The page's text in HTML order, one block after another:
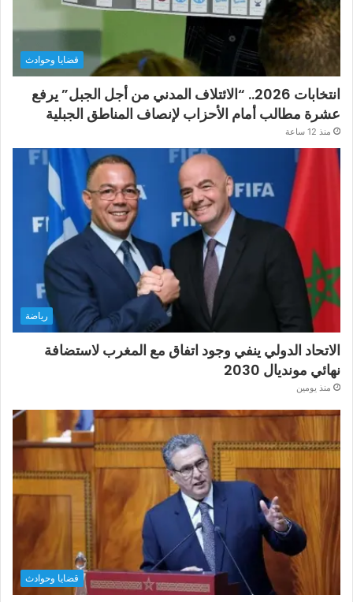
قضايا وحوادث
انتخابات 2026.. “الائتلاف المدني من أجل الجبل” يرفع
عشرة مطالب أمام الأحزاب لإنصاف المناطق الجبلية
منذ 12 ساعة
رياضة
الاتحاد الدولي ينفي وجود اتفاق مع المغرب لاستضافة
نهائي مونديال 2030
منذ يومين
قضايا وحوادث